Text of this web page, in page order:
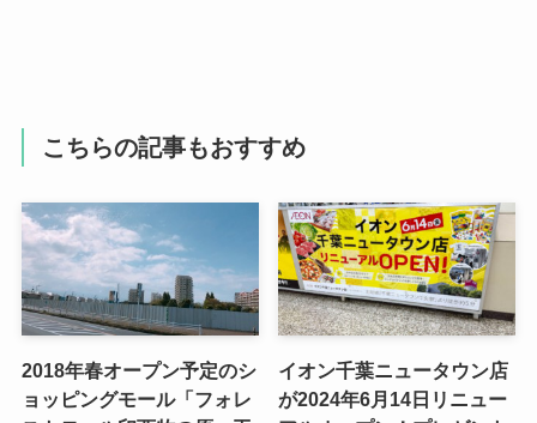
こちらの記事もおすすめ
2018年春オープン予定のシ
ョッピングモール「フォレ
イオン千葉ニュータウン店
が2024年6月14日リニュー